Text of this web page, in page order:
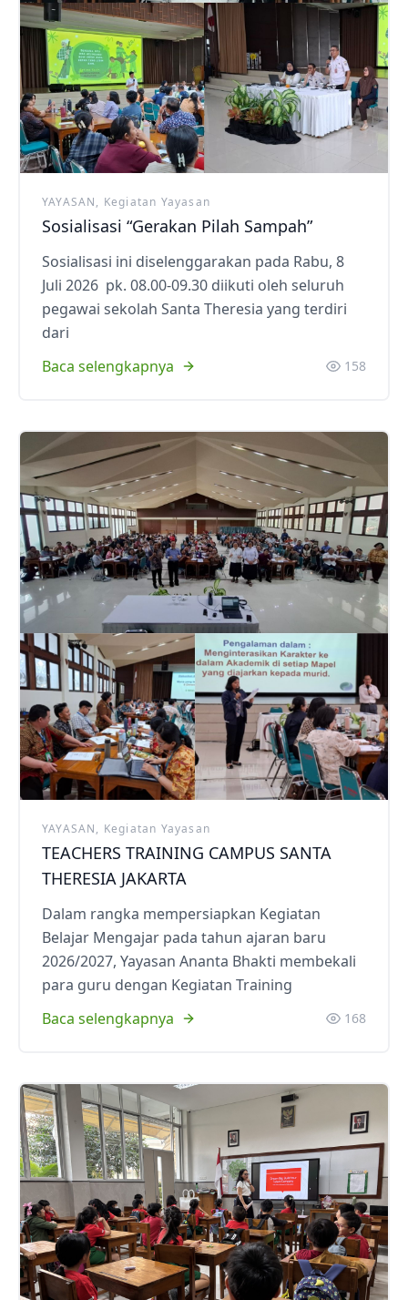
YAYASAN, Kegiatan Yayasan
Sosialisasi “Gerakan Pilah Sampah”
Sosialisasi ini diselenggarakan pada Rabu, 8
Juli 2026 pk. 08.00-09.30 diikuti oleh seluruh
pegawai sekolah Santa Theresia yang terdiri
dari
Baca selengkapnya
158
YAYASAN, Kegiatan Yayasan
TEACHERS TRAINING CAMPUS SANTA
THERESIA JAKARTA
Dalam rangka mempersiapkan Kegiatan
Belajar Mengajar pada tahun ajaran baru
2026/2027, Yayasan Ananta Bhakti membekali
para guru dengan Kegiatan Training
Baca selengkapnya
168